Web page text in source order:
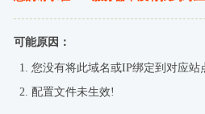
可能原因：
您没有将此域名或IP绑定到对应站
配置文件未生效!